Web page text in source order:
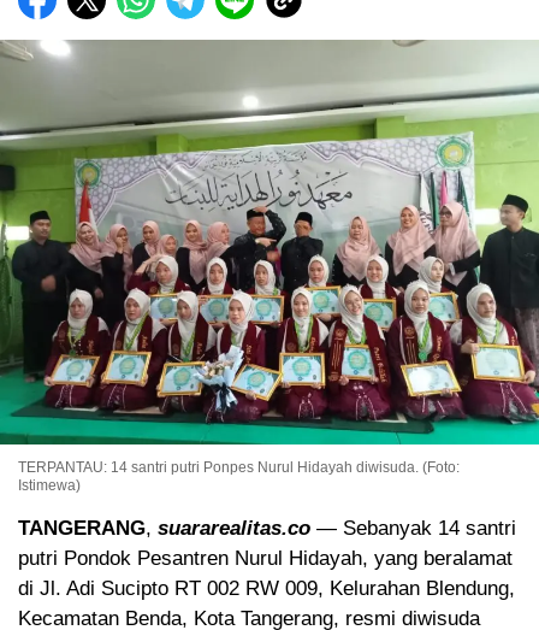
TERPANTAU: 14 santri putri Ponpes Nurul Hidayah diwisuda. (Foto:
Istimewa)
TANGERANG, suararealitas.co — Sebanyak 14 santri
putri Pondok Pesantren Nurul Hidayah, yang beralamat
di Jl. Adi Sucipto RT 002 RW 009, Kelurahan Blendung,
Kecamatan Benda, Kota Tangerang, resmi diwisuda